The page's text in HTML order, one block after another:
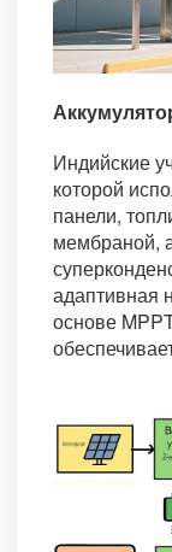
Индийские
которой
панели,
мембраной,
адаптивная
основе